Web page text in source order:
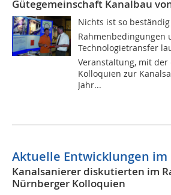
Gütegemeinschaft Kanalbau
Nichts ist so
Rahmenbedingungen
Technologietransfer
Veranstaltung, mit
Kolloquien zur
Jahr...
Aktuelle Entwicklungen im
Kanalsanierer diskutierten im
Nürnberger Kolloquien